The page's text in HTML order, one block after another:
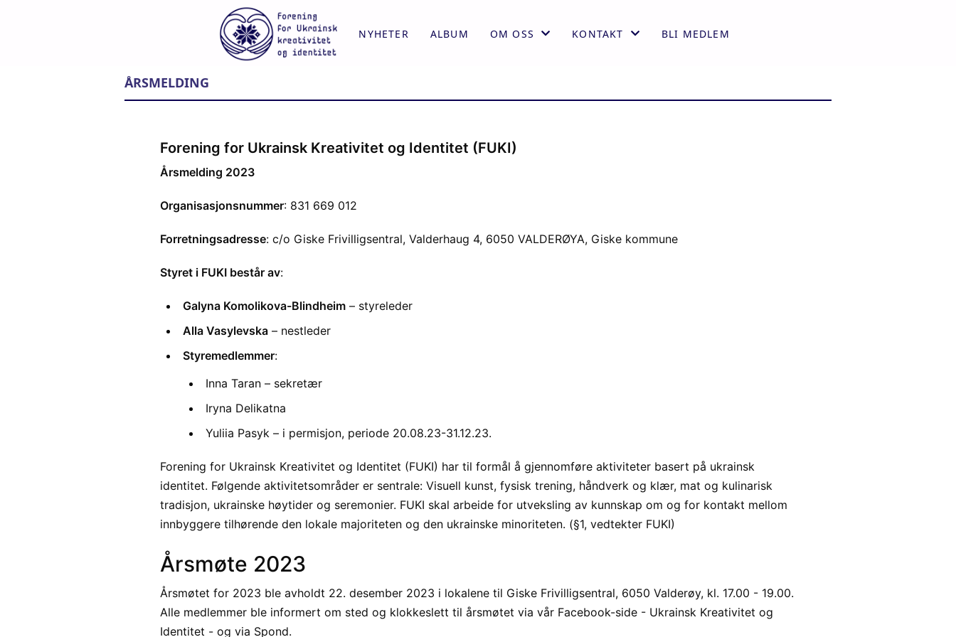
NYHETER ALBUM OM OSS
ÅRSMELDING
KONTAKT
STYRET
BLI MEDLEM
ÅRSMELDING
Forening for Ukrainsk Kreativitet og Identitet (FUKI)
Årsmelding 2023
Organisasjonsnummer: 831 669 012
Forretningsadresse: c/o Giske Frivilligsentral, Valderhaug 4, 6050 VALDERØYA, Giske kommune
Styret i FUKI består av:
Galyna Komolikova-Blindheim – styreleder
Alla Vasylevska – nestleder
Styremedlemmer:
Inna Taran – sekretær
Iryna Delikatna
Yuliia Pasyk – i permisjon, periode 20.08.23-31.12.23.
Forening for Ukrainsk Kreativitet og Identitet (FUKI) har til formål å gjennomføre aktiviteter basert på ukrainsk
identitet. Følgende aktivitetsområder er sentrale: Visuell kunst, fysisk trening, håndverk og klær, mat og kulinarisk
tradisjon, ukrainske høytider og seremonier. FUKI skal arbeide for utveksling av kunnskap om og for kontakt mellom
innbyggere tilhørende den lokale majoriteten og den ukrainske minoriteten. (§1, vedtekter FUKI)
Årsmøte 2023
Årsmøtet for 2023 ble avholdt 22. desember 2023 i lokalene til Giske Frivilligsentral, 6050 Valderøy, kl. 17.00 - 19.00.
Alle medlemmer ble informert om sted og klokkeslett til årsmøtet via vår Facebook-side - Ukrainsk Kreativitet og
Identitet - og via Spond.